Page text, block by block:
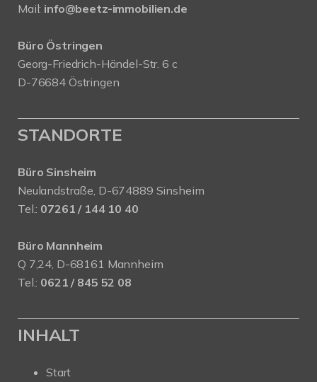
Mail: info@beetz-immobilien.de
Büro Östringen
Georg-Friedrich-Händel-Str. 6 c
D-76684 Östringen
STANDORTE
Büro Sinsheim
Neulandstraße, D-674889 Sinsheim
Tel.: 07261 / 144 10 40
Büro Mannheim
Q 7,24, D-68161 Mannheim
Tel.: 0621 / 845 52 08
INHALT
Start